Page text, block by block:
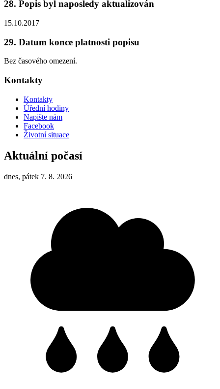
28. Popis byl naposledy aktualizován
15.10.2017
29. Datum konce platnosti popisu
Bez časového omezení.
Kontakty
Kontakty
Úřední hodiny
Napište nám
Facebook
Životní situace
Aktuální počasí
dnes, pátek 7. 8. 2026